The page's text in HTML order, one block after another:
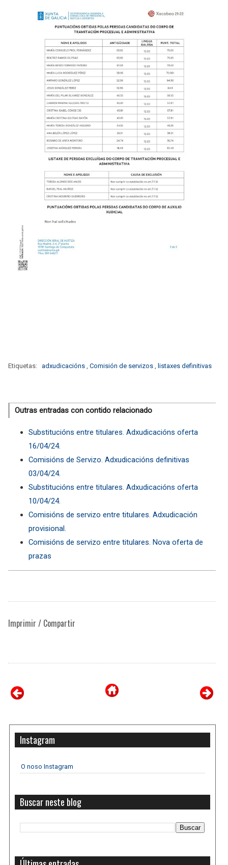
Etiquetas: adxudicacións Comisión de servizos listaxes definitivas
Outras entradas con contido relacionado
Substitucións entre titulares. Adxudicacións oferta
16/04/24.
Comisións de Servizo. Adxudicacións definitivas
03/04/24.
Substitucións entre titulares. Adxudicacións oferta
10/04/24.
Comisións de servizo entre titulares. Adxudicación
provisional.
Comisións de servizo entre titulares. Nova oferta de
prazas
Imprimir / Compartir
Instagram
O noso Instagram
Buscar neste blog